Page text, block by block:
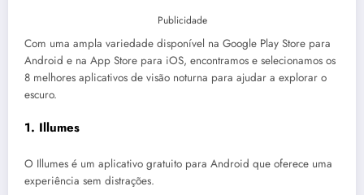
Publicidade
Com uma ampla variedade disponível na Google Play Store para
Android e na App Store para iOS, encontramos e selecionamos os
8 melhores aplicativos de visão noturna para ajudar a explorar o
escuro.
1. Illumes
O Illumes é um aplicativo gratuito para Android que oferece uma
experiência sem distrações.